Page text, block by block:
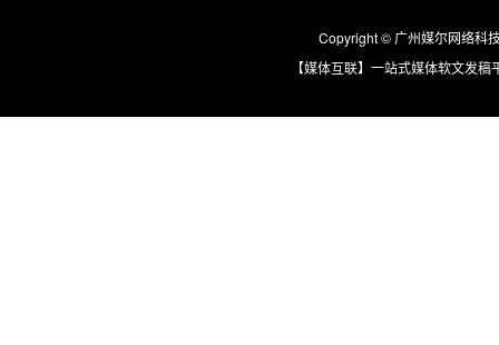
Copyright © 广州媒尔网络科
【媒体互联】一站式媒体软文发